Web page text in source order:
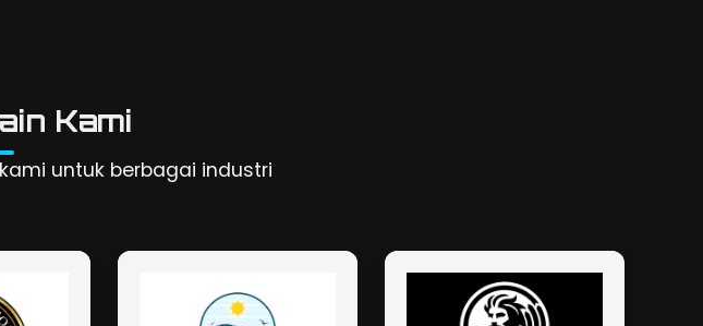
Kami
untuk berbagai industri